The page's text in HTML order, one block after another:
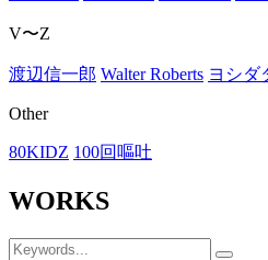
V〜Z
渡辺信一郎 Walter Roberts ヨシダ
Other
80KIDZ 100回嘔吐
WORKS